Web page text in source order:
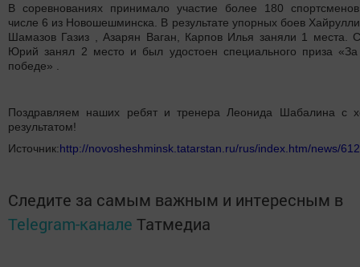
В соревнованиях принимало участие более 180
числе 6 из Новошешминска. В результате упорных боев
Шамазов Газиз , Азарян Ваган, Карпов Илья заняли 1 места.
Юрий занял 2 место и был удостоен специального приза
победе» .
Поздравляем наших ребят и тренера Леонида Шабалина с
результатом!
Источник:http://novosheshminsk.tatarstan.ru/rus/index.htm/news/
Следите за самым важным и интересным в
Telegram-канале Татмедиа